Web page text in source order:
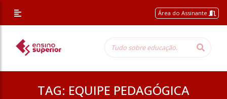
Área do Assinante
TAG: EQUIPE PEDAGÓGICA